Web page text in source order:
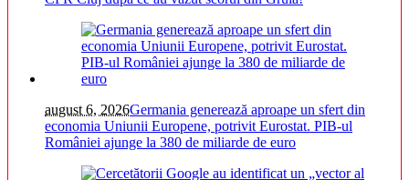
august 6, 2026Germania generează aproape un sfert din
economia Uniunii Europene, potrivit Eurostat. PIB-ul
României ajunge la 380 de miliarde de euro